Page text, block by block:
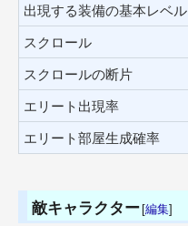
出現する装備の基本レベル
スクロール
スクロールの断片
エリート出現率
エリート部屋生成確率
敵キャラクター [編集]